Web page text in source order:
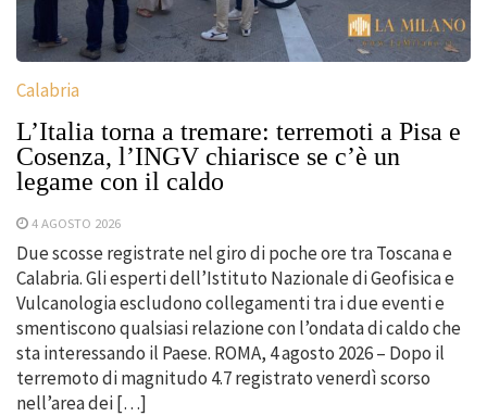
Calabria
L’Italia torna a tremare: terremoti a Pisa e
Cosenza, l’INGV chiarisce se c’è un
legame con il caldo
4 AGOSTO 2026
Due scosse registrate nel giro di poche ore tra Toscana e
Calabria. Gli esperti dell’Istituto Nazionale di Geofisica e
Vulcanologia escludono collegamenti tra i due eventi e
smentiscono qualsiasi relazione con l’ondata di caldo che
sta interessando il Paese. ROMA, 4 agosto 2026 – Dopo il
terremoto di magnitudo 4.7 registrato venerdì scorso
nell’area dei […]